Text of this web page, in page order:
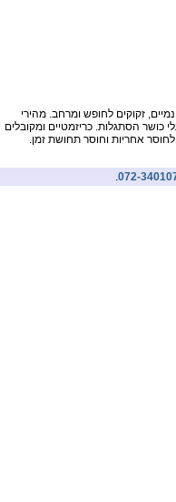
זקוקים לחופש ומרחב. מהירי
כושר הסתגלות. כריזמטיים ומקובלים
אחריות וחוסר תחושת זמן.
072-
.